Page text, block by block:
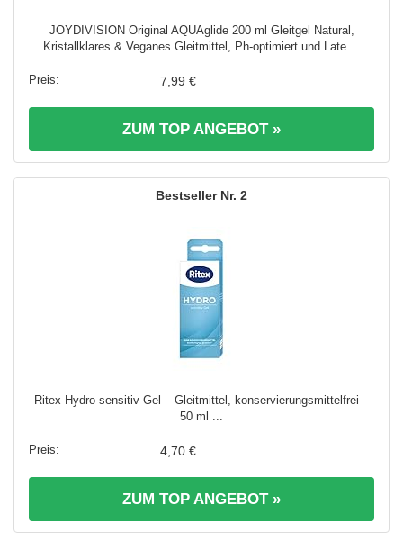
JOYDIVISION Original AQUAglide 200 ml Gleitgel Natural,
Kristallklares & Veganes Gleitmittel, Ph-optimiert und Late ...
7,99 €
ZUM TOP ANGEBOT »
2
Ritex Hydro sensitiv Gel – Gleitmittel, konservierungsmittelfrei –
50 ml ...
4,70 €
ZUM TOP ANGEBOT »